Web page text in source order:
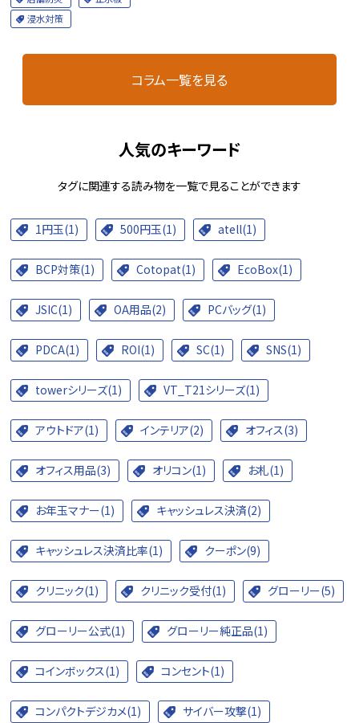
浸水対策
コラム一覧を見る
人気のキーワード
タグに関連する読み物を一覧で見ることができます
1円玉(1) 500円玉(1) atell(1)
BCP対策(1) Cotopat(1) EcoBox(1)
JSIC(1) OA用品(2) PCバッグ(1)
PDCA(1) ROI(1) SC(1) SNS(1)
towerシリーズ(1) VT_T21シリーズ(1)
アウトドア(1) インテリア(2) オフィス(3)
オフィス用品(3) オリコン(1) お札(1)
お年玉マナー(1) キャッシュレス決済(2)
キャッシュレス決済比率(1) クーポン(9)
クリニック(1) クリニック受付(1) グローリー(5)
グローリー公式(1) グローリー純正品(1)
コインボックス(1) コンセント(1)
コンパクトデジカメ(1) サイバー攻撃(1)